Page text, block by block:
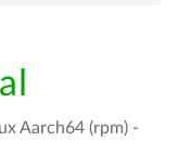
Aarch64 (rpm) -